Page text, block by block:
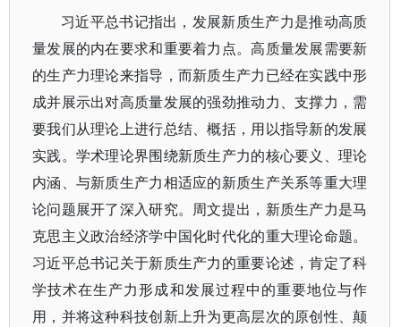
习近平总书记指出，发展新质生产力是推动高质
量发展的内在要求和重要着力点。高质量发展需要新
的生产力理论来指导，而新质生产力已经在实践中形
成并展示出对高质量发展的强劲推动力、支撑力，需
要我们从理论上进行总结、概括，用以指导新的发展
实践。学术理论界围绕新质生产力的核心要义、理论
内涵、与新质生产力相适应的新质生产关系等重大理
论问题展开了深入研究。周文提出，新质生产力是马
克思主义政治经济学中国化时代化的重大理论命题。
习近平总书记关于新质生产力的重要论述，肯定了科
学技术在生产力形成和发展过程中的重要地位与作
用，并将这种科技创新上升为更高层次的原创性、颠